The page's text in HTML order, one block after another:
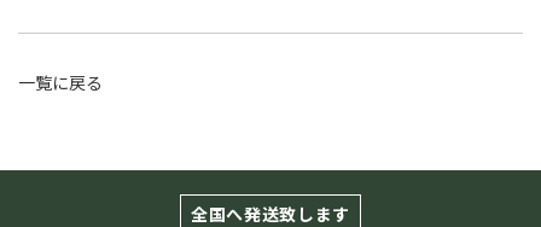
一覧に戻る
全国へ発送致します